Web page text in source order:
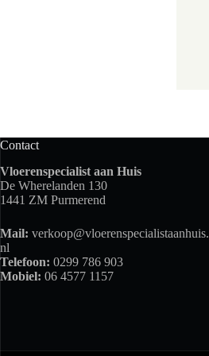
Contact
Vloerenspecialist aan Huis
De Wherelanden 130
1441 ZM Purmerend
Mail: verkoop@vloerenspecialistaanhuis.
nl
Telefoon: 0299 786 903
Mobiel: 06 4577 1157